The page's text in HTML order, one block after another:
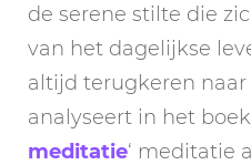
de serene stilte die
van het dagelijkse
altijd terugkeren
analyseert in het boek
meditatie‘ meditatie